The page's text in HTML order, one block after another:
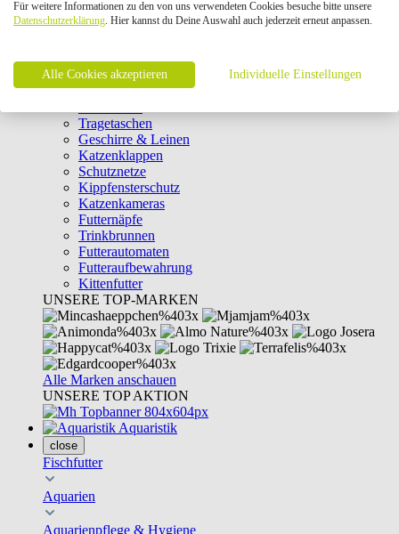
Intelligenzspielzeug
Laserpointer & Elektrospielzeug
Clicker & Target Sticks für Katzen
Weiteres Katzenspielzeug
Transportboxen
Tragetaschen
Geschirre & Leinen
Katzenklappen
Schutznetze
Kippfensterschutz
Katzenkameras
Futternäpfe
Trinkbrunnen
Futterautomaten
Futteraufbewahrung
Kittenfutter
UNSERE TOP-MARKEN
Alle Marken anschauen
UNSERE TOP AKTION
Aquaristik
close
Fischfutter
Aquarien
Aquarienpflege & Hygiene
Für weitere Informationen zu den von uns verwendeten Cookies besuche bitte unsere
Datenschutzerklärung. Hier kannst du Deine Auswahl auch jederzeit erneut anpassen.
Alle Cookies akzeptieren Individuelle Einstellungen